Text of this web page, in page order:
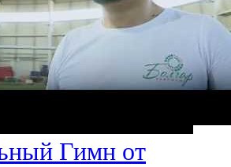
Гимн от